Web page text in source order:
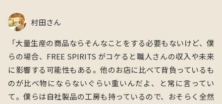
村田さん
「大量生産の商品ならそんなことをする必要もないけど、僕
らの場合、 FREE SPIRITS がコケると職人さんの収入や未来
に影響する可能性もある。 他のお店に比べて背負っているも
のが比べ物にならないぐらい重いんだよ、と常に言ってい
て。僕らは自社製品の工房も持っているので、おそらく 全然